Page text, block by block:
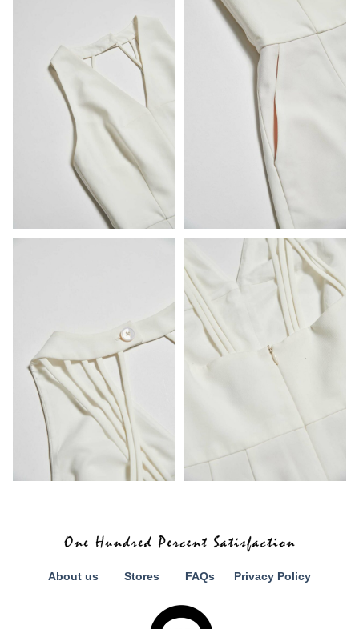
About us Stores FAQs Privacy Policy